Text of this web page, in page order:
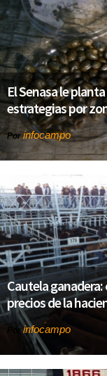
El Senasa le
estrategias por
Porinfocampo
Cautela
precios de la
Por infocampo